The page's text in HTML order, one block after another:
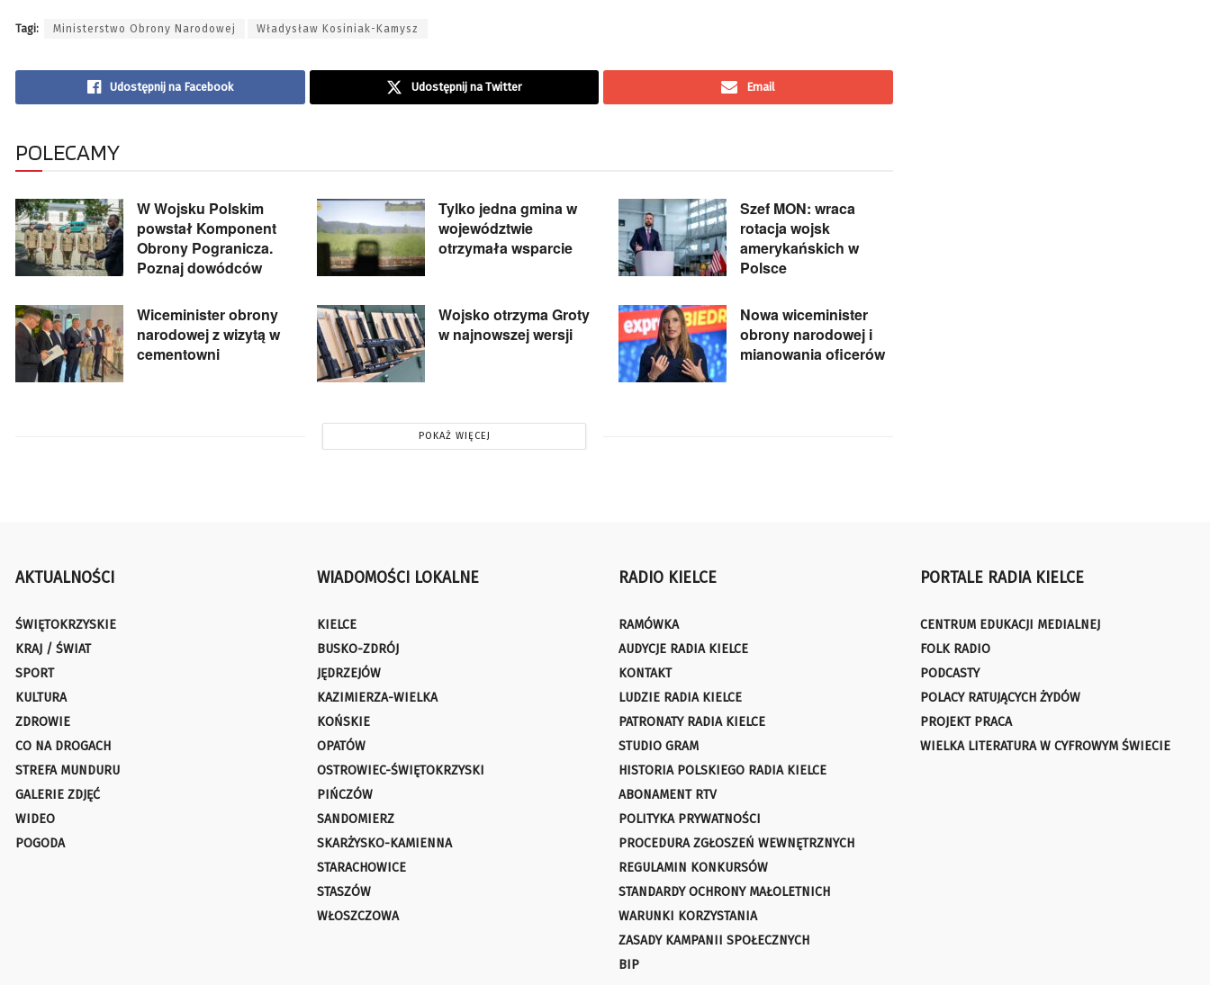
Tagi: Ministerstwo Obrony Narodowej Władysław Kosiniak-Kamysz
Udostępnij na Facebook Udostępnij na Twitter Email
POLECAMY
W Wojsku Polskim
powstał Komponent
Obrony Pogranicza.
Poznaj dowódców
Tylko jedna gmina w
województwie
otrzymała wsparcie
Szef MON: wraca
rotacja wojsk
amerykańskich w
Polsce
Wiceminister obrony
narodowej z wizytą w
cementowni
Wojsko otrzyma Groty
w najnowszej wersji
Nowa wiceminister
obrony narodowej i
mianowania oficerów
POKAŻ WIĘCEJ
AKTUALNOŚCI
ŚWIĘTOKRZYSKIE
KRAJ / ŚWIAT
SPORT
KULTURA
ZDROWIE
CO NA DROGACH
STREFA MUNDURU
GALERIE ZDJĘĆ
WIDEO
POGODA
WIADOMOŚCI LOKALNE
KIELCE
BUSKO-ZDRÓJ
JĘDRZEJÓW
KAZIMIERZA-WIELKA
KOŃSKIE
OPATÓW
OSTROWIEC-ŚWIĘTOKRZYSKI
PIŃCZÓW
SANDOMIERZ
SKARŻYSKO-KAMIENNA
STARACHOWICE
STASZÓW
WŁOSZCZOWA
RADIO KIELCE
RAMÓWKA
AUDYCJE RADIA KIELCE
KONTAKT
LUDZIE RADIA KIELCE
PATRONATY RADIA KIELCE
STUDIO GRAM
HISTORIA POLSKIEGO RADIA KIELCE
ABONAMENT RTV
POLITYKA PRYWATNOŚCI
PROCEDURA ZGŁOSZEŃ WEWNĘTRZNYCH
REGULAMIN KONKURSÓW
STANDARDY OCHRONY MAŁOLETNICH
WARUNKI KORZYSTANIA
ZASADY KAMPANII SPOŁECZNYCH
BIP
PORTALE RADIA KIELCE
CENTRUM EDUKACJI MEDIALNEJ
FOLK RADIO
PODCASTY
POLACY RATUJĄCYCH ŻYDÓW
PROJEKT PRACA
WIELKA LITERATURA W CYFROWYM ŚWIECIE